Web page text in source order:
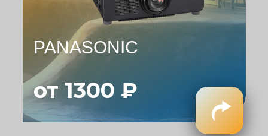
PANASONIC
от 1300 ₽